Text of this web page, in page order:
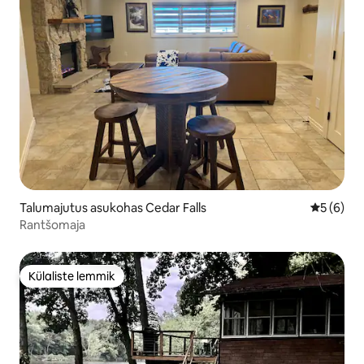
Talumajutus asukohas Cedar Falls
5 (6)
Rantšomaja
Külaliste lemmik
Külaliste lemmik